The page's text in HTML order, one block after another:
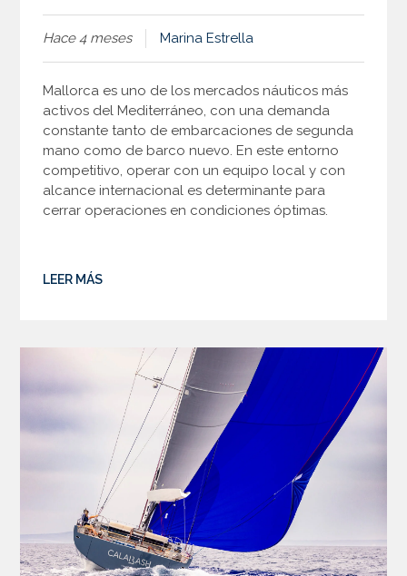
Hace 4 meses Marina Estrella
Mallorca es uno de los mercados náuticos más
activos del Mediterráneo, con una demanda
constante tanto de embarcaciones de segunda
mano como de barco nuevo. En este entorno
competitivo, operar con un equipo local y con
alcance internacional es determinante para
cerrar operaciones en condiciones óptimas.
LEER MÁS